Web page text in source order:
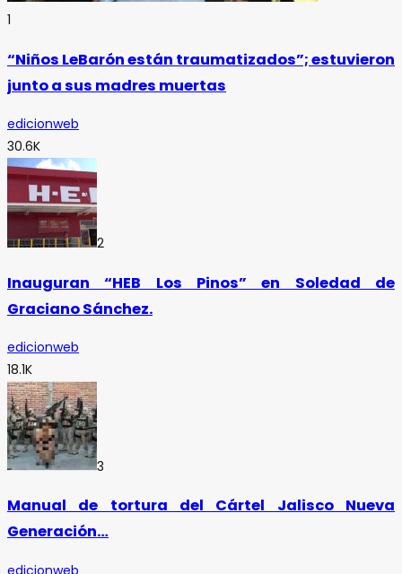
1
“Niños LeBarón están traumatizados”; estuvieron
junto a sus madres muertas
edicionweb
30.6K
2
Inauguran “HEB Los Pinos” en Soledad de
Graciano Sánchez.
edicionweb
18.1K
3
Manual de tortura del Cártel Jalisco Nueva
Generación…
edicionweb